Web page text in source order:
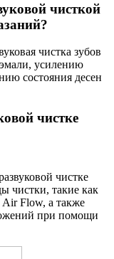
чисткой
чистка зубов
усилению
состояния десен
чистке
чистке
чистки, такие как
Air Flow, а также
при помощи